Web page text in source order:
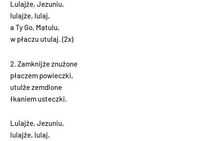
Lulajże, Jezuniu,
lulajże, lulaj,
a Ty Go, Matulu,
w płaczu utulaj. (2x)
2. Zamknijże znużone
płaczem powieczki,
utulże zemdlone
łkaniem usteczki.
Lulajże, Jezuniu,
lulajże, lulaj,